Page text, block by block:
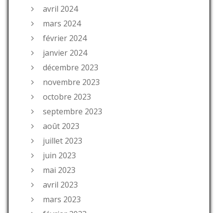
avril 2024
mars 2024
février 2024
janvier 2024
décembre 2023
novembre 2023
octobre 2023
septembre 2023
août 2023
juillet 2023
juin 2023
mai 2023
avril 2023
mars 2023